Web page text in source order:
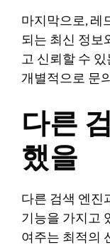
마지막으로, 레
되는 최신 정보
고 신뢰할 수
개별적으로 문
다른
했을
다른 검색 엔진
기능을 가지고
여주는 최적의